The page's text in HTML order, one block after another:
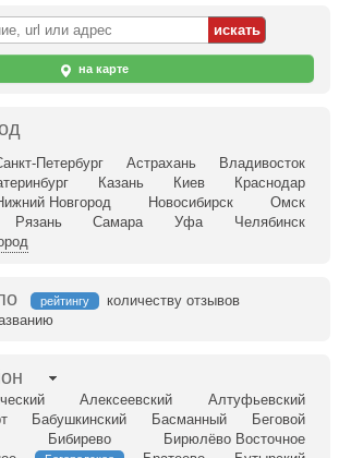
на карте
Петербург Астрахань
Владивосток
Казань Киев
Краснодар
Новгород Новосибирск
Омск
Рязань Самара Уфа
Челябинск
рейтингу
количеству отзывов
Алексеевский
Алтуфьевский
Бабушкинский Басманный
Беговой
Бибирево
Бирюлёво Восточное